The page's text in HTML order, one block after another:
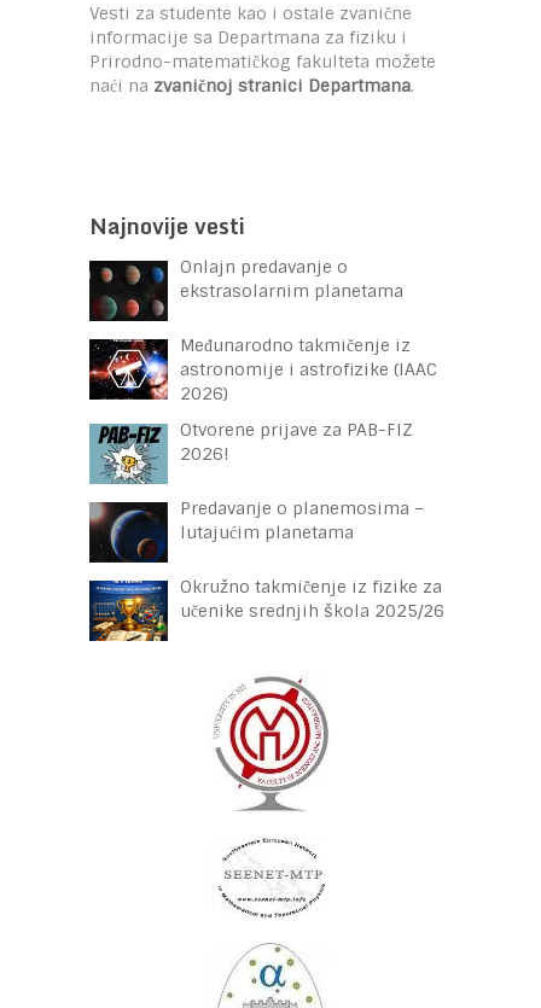
Vesti za studente kao i ostale zvanične
informacije sa Departmana za fiziku i
Prirodno-matematičkog fakulteta možete
naći na zvaničnoj stranici Departmana.
Najnovije vesti
Onlajn predavanje o
ekstrasolarnim planetama
Međunarodno takmičenje iz
astronomije i astrofizike (IAAC
2026)
Otvorene prijave za PAB-FIZ
2026!
Predavanje o planemosima –
lutajućim planetama
Okružno takmičenje iz fizike za
učenike srednjih škola 2025/26